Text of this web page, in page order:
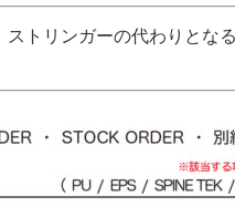
トリンガーの代わりとな